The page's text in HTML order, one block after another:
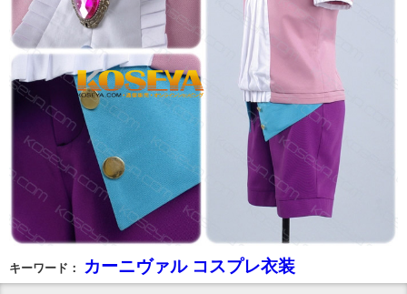
キーワード： カーニヴァル コスプレ衣装